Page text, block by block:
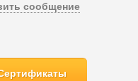
сообщение